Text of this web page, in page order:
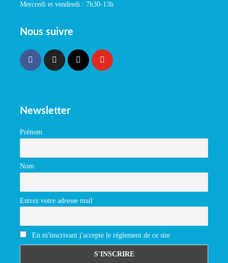
Mercredi et vendredi : 7h30-13h
Nous suivre
Newsletter
Prénom
Nom
Entrez votre adresse mail
En m'inscrivant j'accepte le réglement de ce site